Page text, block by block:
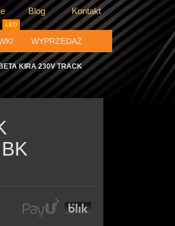
Blog Kontakt
LED
WYPRZEDAŻ
KIRA 230V TRACK